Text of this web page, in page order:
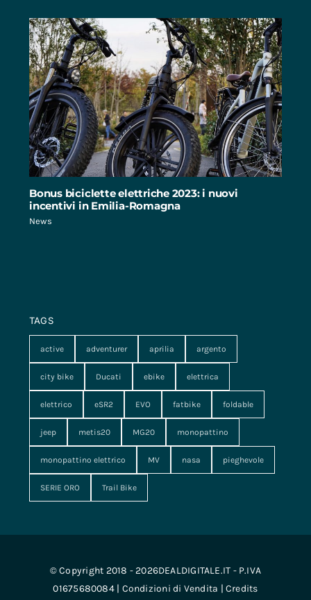
Bonus biciclette elettriche 2023: i nuovi
incentivi in Emilia-Romagna
News
TAGS
active adventurer aprilia argento
city bike Ducati ebike elettrica
elettrico eSR2 EVO fatbike foldable
jeep metis20 MG20 monopattino
monopattino elettrico MV nasa pieghevole
SERIE ORO Trail Bike
© Copyright 2018 - 2026DEALDIGITALE.IT - P.IVA
01675680084 | Condizioni di Vendita | Credits